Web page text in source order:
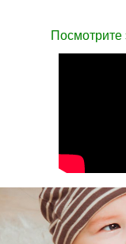
Посмотрите